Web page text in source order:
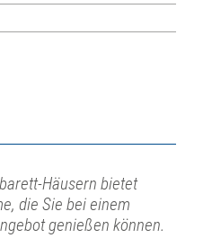
Häusern bietet
die Sie bei einem
genießen können.